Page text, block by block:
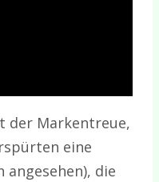
der Markentreue,
eine
die